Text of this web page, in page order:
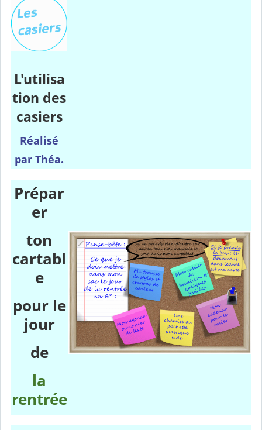
L'utilisa
tion des
casiers
Réalisé
par Théa.
Prépar
er
ton
cartabl
e
pour le
jour
de
la
rentrée